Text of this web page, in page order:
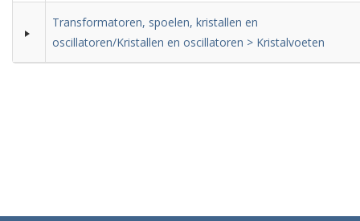
Transformatoren, spoelen, kristallen en
oscillatoren/Kristallen en oscillatoren > Kristalvoeten